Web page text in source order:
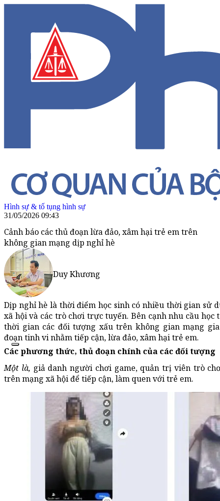
Hình sự & tố tụng hình sự
31/05/2026 09:43
Cảnh báo các thủ đoạn lừa đảo, xâm hại trẻ em trên
không gian mạng dịp nghỉ hè
Duy Khương
Dịp nghỉ hè là thời điểm học sinh có nhiều thời gian sử
xã hội và các trò chơi trực tuyến. Bên cạnh nhu cầu
thời gian các đối tượng xấu trên không gian mạng
đoạn tinh vi nhằm tiếp cận, lừa đảo, xâm hại trẻ em.
Các phương thức, thủ đoạn chính của các đối tượng
Một là, giả danh người chơi game, quản trị viên trò
trên mạng xã hội để tiếp cận, làm quen với trẻ em.